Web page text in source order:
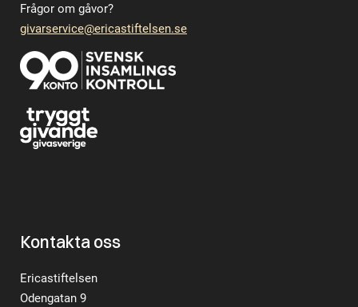
Frågor om gåvor?
givarservice@ericastiftelsen.se
Kontakta oss
Ericastiftelsen
Odengatan 9